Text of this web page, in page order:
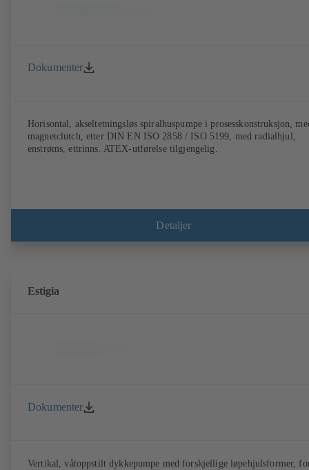
Dokumenter
Horisontal, akseltetningsløs spiralhuspumpe i prosesskonstruksjon,
magnetclutch, etter DIN EN ISO 2858 / ISO 5199, med radialhjul,
enstrøms, ettrinns. ATEX-utførelse tilgjengelig.
Detaljer
Estigia
Dokumenter
Vertikal, våtoppstilt dykkepumpe med forskjellige løpehjulsformer,